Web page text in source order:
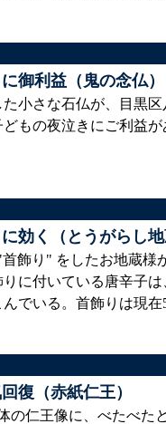
御利益（鬼の念仏）
小さな石仏が、目黒
どもの夜泣きにご利益
効く（とうがらし
飾り" をしたお地蔵様
に付いている唐辛子
んでいる。首飾りは現
復（赤紙仁王）
の仁王像に、べたべた